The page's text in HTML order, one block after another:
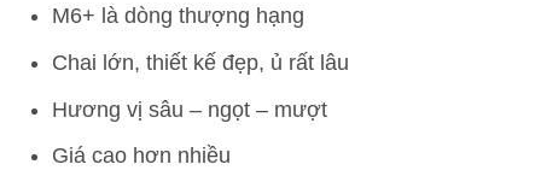
M6+ là dòng thượng hạng
Chai lớn, thiết kế đẹp, ủ rất lâu
Hương vị sâu – ngọt – mượt
Giá cao hơn nhiều